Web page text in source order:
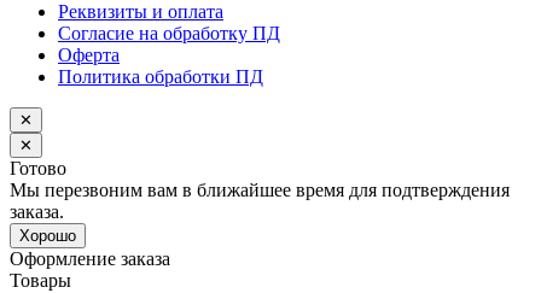
Реквизиты и оплата
Согласие на обработку ПД
Оферта
Политика обработки ПД
✕
✕
Готово
Мы перезвоним вам в ближайшее время для подтверждения
заказа.
Хорошо
Оформление заказа
Товары